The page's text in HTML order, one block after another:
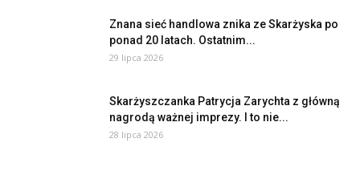
Znana sieć handlowa znika ze Skarżyska po
ponad 20 latach. Ostatnim...
29 lipca 2026
Skarżyszczanka Patrycja Zarychta z główną
nagrodą ważnej imprezy. I to nie...
28 lipca 2026